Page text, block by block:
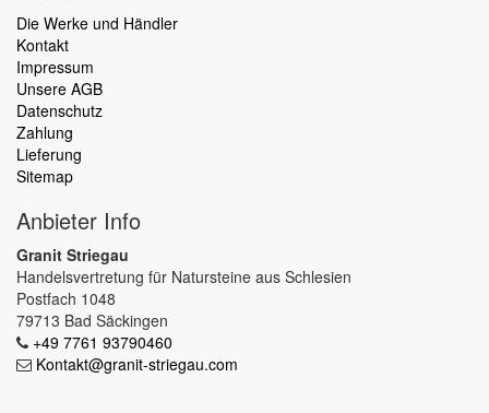
Die Werke und Händler
Kontakt
Impressum
Unsere AGB
Datenschutz
Zahlung
Lieferung
Sitemap
Anbieter Info
Granit Striegau
Handelsvertretung für Natursteine aus Schlesien
Postfach 1048
79713 Bad Säckingen
+49 7761 93790460
Kontakt@granit-striegau.com